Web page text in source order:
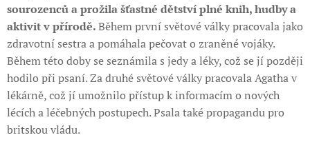
sourozenců a prožila šťastné dětství plné knih, hudby a
aktivit v přírodě.Během první světové války pracovala jako
zdravotní sestra a pomáhala pečovat o zraněné vojáky.
Během této doby se seznámila s jedy a léky, což se jí později
hodilo při psaní. Za druhé světové války pracovala Agatha v
lékárně, což jí umožnilo přístup k informacím o nových
lécích a léčebných postupech. Psala také propagandu pro
britskou vládu.